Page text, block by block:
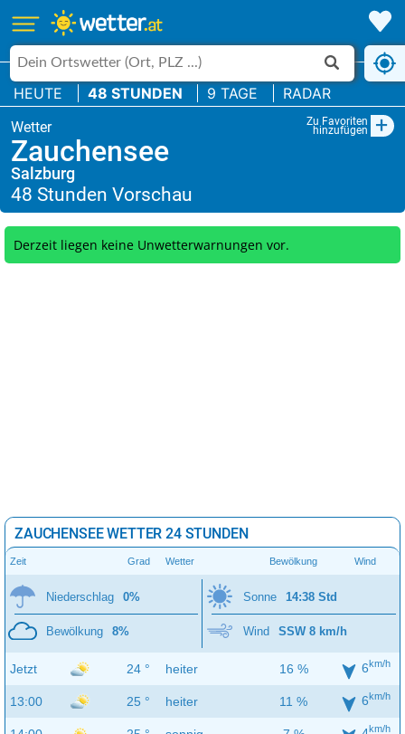
HEUTE 48 STUNDEN 9 TAGE RADAR
Zu Favoriten
hinzufügen +
Zauchensee
Salzburg
Derzeit liegen keine Unwetterwarnungen vor.
ZAUCHENSEE WETTER 24 STUNDEN
Zeit Grad Wetter Bewölkung Wind
Niederschlag 0%
Bewölkung 8%
Sonne 14:38 Std
Wind SSW 8 km/h
Jetzt 24 ° heiter 16 % 6km/h
13:00 25 ° heiter 11 % 6km/h
km/h